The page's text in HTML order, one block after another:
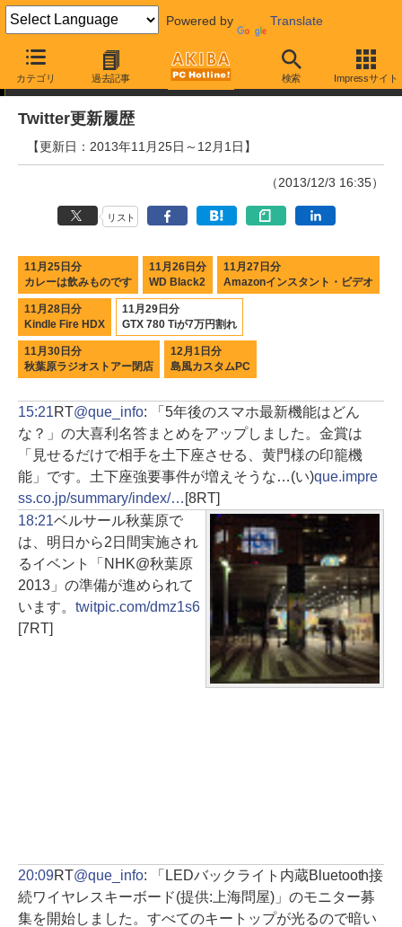
Powered by Translate
カテゴリ 過去記事 検索 Impressサイト
Twitter更新履歴
Twitter更新履歴
【更新日：2013年11月25日～12月1日】
（2013/12/3 16:35）
リスト
11月25日分
カレーは飲みものです
11月26日分
WD Black2
11月27日分
Amazonインスタント・ビデオ
11月28日分
Kindle Fire HDX
11月29日分
GTX 780 Tiが7万円割れ
11月30日分
秋葉原ラジオストアー閉店
12月1日分
島風カスタムPC
15:21RT@que_info: 「5年後のスマホ最新機能はどん
な？」の大喜利名答まとめをアップしました。金賞は
「見せるだけで相手を土下座させる、黄門様の印籠機
能」です。土下座強要事件が増えそうな…(い)que.impre
ss.co.jp/summary/index/… [8RT]
18:21ベルサール秋葉原で
は、明日から2日間実施され
るイベント「NHK@秋葉原
2013」の準備が進められて
います。 twitpic.com/dmz1s6
[7RT]
20:09RT@que_info: 「LEDバックライト内蔵Bluetooth接
続ワイヤレスキーボード(提供:上海問屋)」のモニター募
集を開始しました。すべてのキートップが光るので暗い